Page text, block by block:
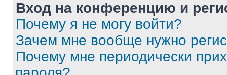
Вход на конференцию и
Почему я не могу войти?
Зачем мне вообще нужно
Почему мне периодически